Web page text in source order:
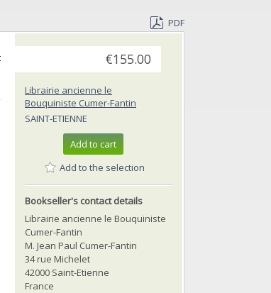
PDF
€155.00
Librairie ancienne le
Bouquiniste Cumer-Fantin
SAINT-ETIENNE
Add to cart
Add to the selection
Bookseller's contact details
Librairie ancienne le Bouquiniste
Cumer-Fantin
M. Jean Paul Cumer-Fantin
34 rue Michelet
42000 Saint-Etienne
France